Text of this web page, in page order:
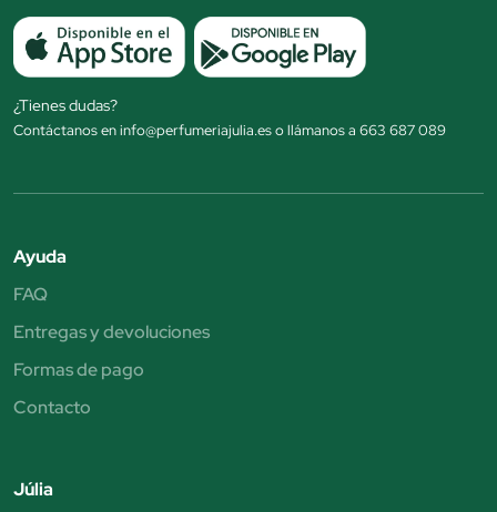
¿Tienes dudas?
Contáctanos en info@perfumeriajulia.es o llámanos a 663 687 089
Ayuda
FAQ
Entregas y devoluciones
Formas de pago
Contacto
Júlia